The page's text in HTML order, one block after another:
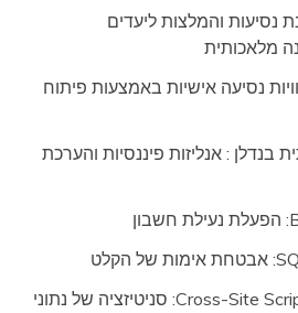
נסיעות והמלצות ליעדים
מלאכותית
נסיעה אישיות באמצעות פיתוח
בנדלן : אנליזות פיננסיות והערכת
תקיפות Cross-Site Scripting (XSS): סניטיזציה של נתוני